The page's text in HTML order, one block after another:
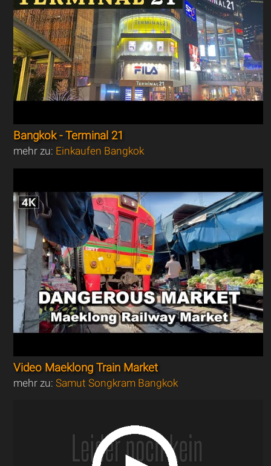
Bangkok - Terminal 21
mehr zu: Einkaufen Bangkok
Video Maeklong Train Market
mehr zu:Samut Songkram Bangkok